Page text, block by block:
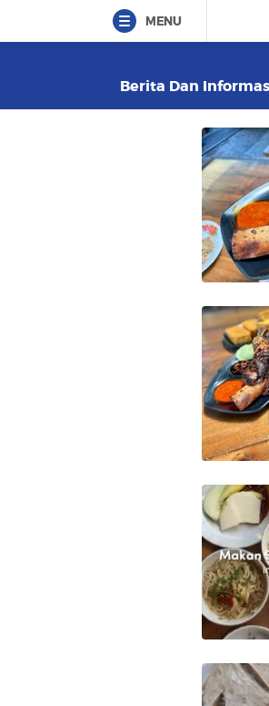
MENU
Berita Dan